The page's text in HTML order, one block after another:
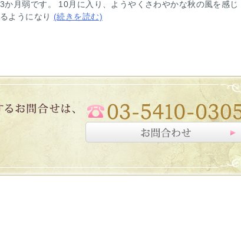
か月弱です。 10月に入り、ようやくさわやかな秋の風を感じ
ようになり (続きを読む)